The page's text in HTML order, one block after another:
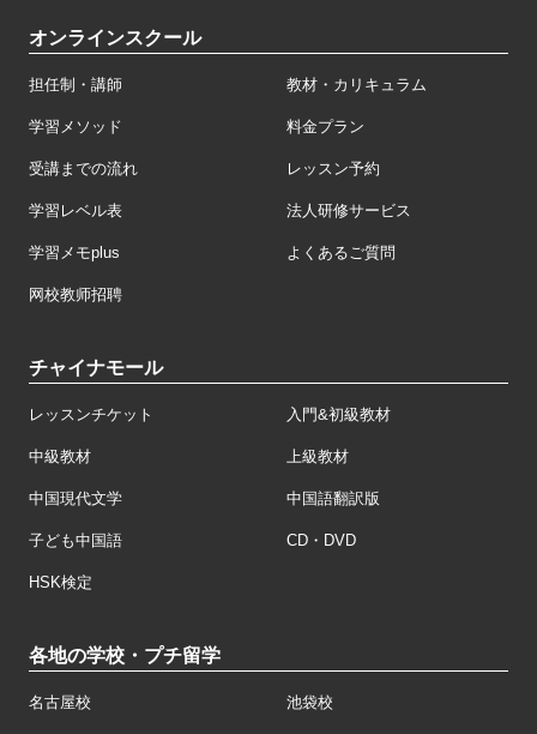
オンラインスクール
担任制・講師 教材・カリキュラム
学習メソッド 料金プラン
受講までの流れ レッスン予約
学習レベル表 法人研修サービス
学習メモplus よくあるご質問
网校教师招聘
チャイナモール
レッスンチケット 入門&初級教材
中級教材 上級教材
中国現代文学 中国語翻訳版
子ども中国語 CD・DVD
HSK検定
各地の学校・プチ留学
名古屋校 池袋校